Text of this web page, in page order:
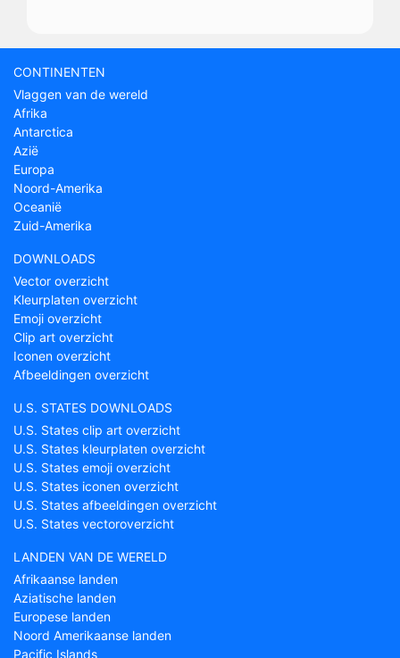
CONTINENTEN
Vlaggen van de wereld
Afrika
Antarctica
Azië
Europa
Noord-Amerika
Oceanië
Zuid-Amerika
DOWNLOADS
Vector overzicht
Kleurplaten overzicht
Emoji overzicht
Clip art overzicht
Iconen overzicht
Afbeeldingen overzicht
U.S. STATES DOWNLOADS
U.S. States clip art overzicht
U.S. States kleurplaten overzicht
U.S. States emoji overzicht
U.S. States iconen overzicht
U.S. States afbeeldingen overzicht
U.S. States vectoroverzicht
LANDEN VAN DE WERELD
Afrikaanse landen
Aziatische landen
Europese landen
Noord Amerikaanse landen
Pacific Islands